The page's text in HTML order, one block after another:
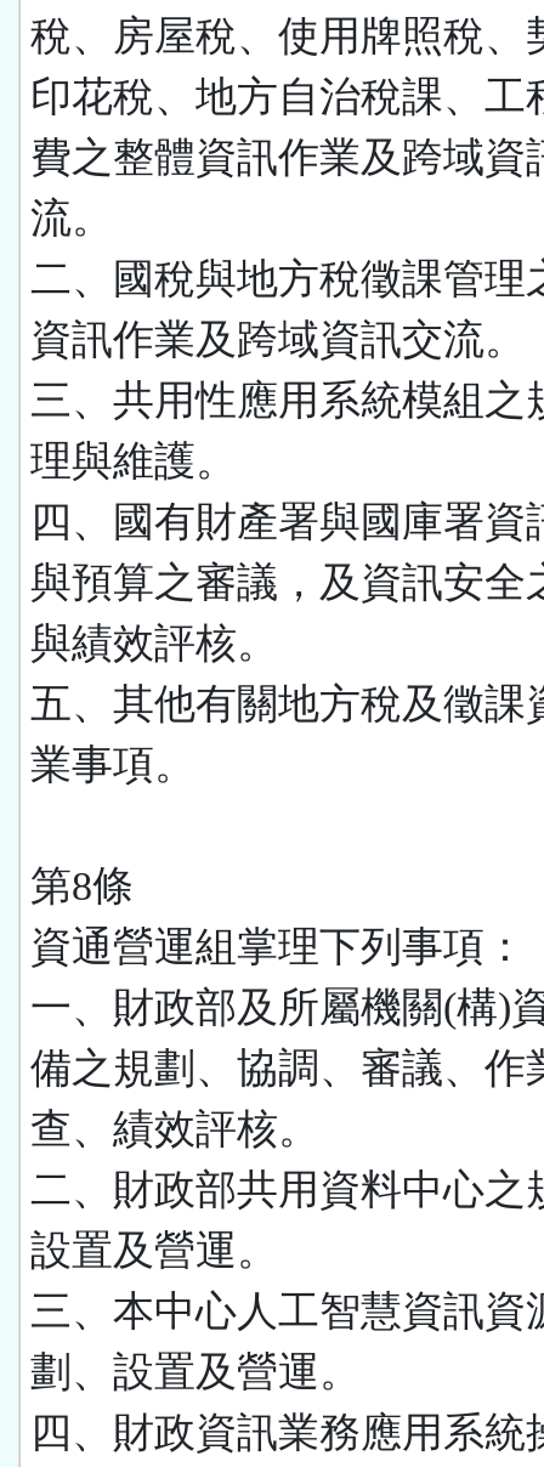
稅、房屋稅、使用牌照稅、
印花稅、地方自治稅課、工
費之整體資訊作業及跨域資
流。
二、國稅與地方稅徵課管理
資訊作業及跨域資訊交流。
三、共用性應用系統模組之
理與維護。
四、國有財產署與國庫署資
與預算之審議，及資訊安全
與績效評核。
五、其他有關地方稅及徵課
業事項。
第8條
資通營運組掌理下列事項：
一、財政部及所屬機關(構)
備之規劃、協調、審議、作
查、績效評核。
二、財政部共用資料中心之
設置及營運。
三、本中心人工智慧資訊資
劃、設置及營運。
四、財政資訊業務應用系統